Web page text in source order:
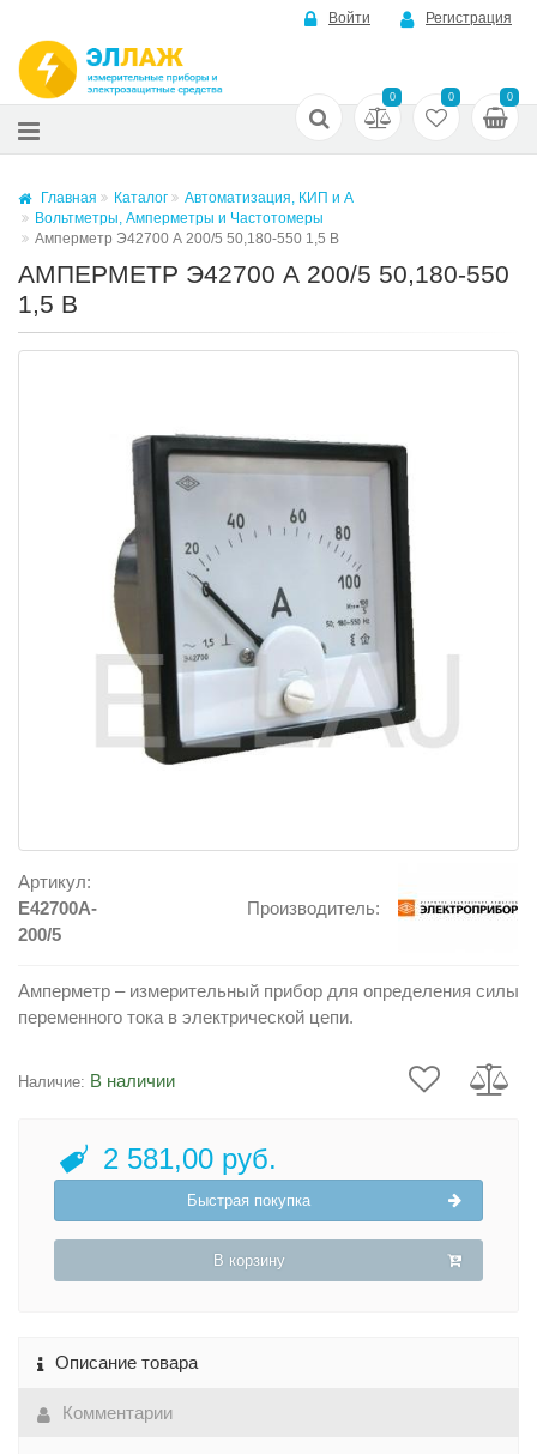
Войти Регистрация
0 0 0
Главная Каталог
Автоматизация, КИП и А
Вольтметры, Амперметры и Частотомеры
Амперметр Э42700 А 200/5 50,180-550 1,5 В
АМПЕРМЕТР Э42700 А 200/5 50,180-550
1,5 В
Артикул:
E42700A-
200/5
Производитель:
Амперметр – измерительный прибор для определения силы
переменного тока в электрической цепи.
Наличие: В наличии
2 581,00 руб.
Быстрая покупка
В корзину
Описание товара
Комментарии